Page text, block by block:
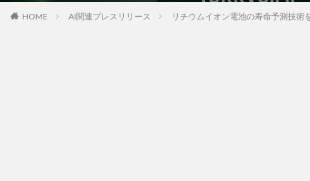
HOME AI関連プレスリリース リチウムイオン電池の寿命予測技